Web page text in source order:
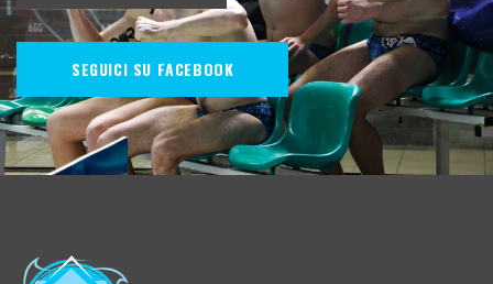
SEGUICI SU FACEBOOK